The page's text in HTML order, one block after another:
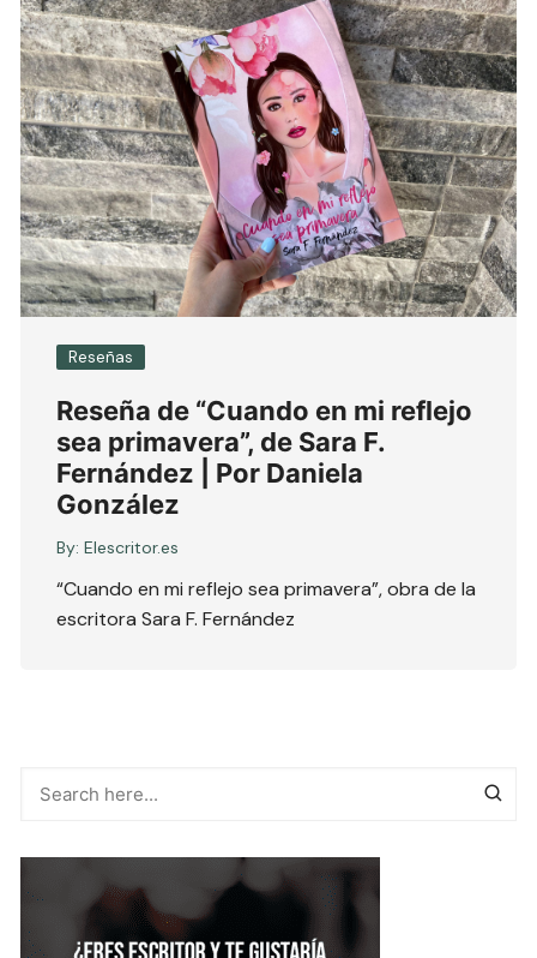
Reseñas
Reseña de “Cuando en mi reflejo
sea primavera”, de Sara F.
Fernández | Por Daniela
González
By: Elescritor.es
“Cuando en mi reflejo sea primavera”, obra de la
escritora Sara F. Fernández